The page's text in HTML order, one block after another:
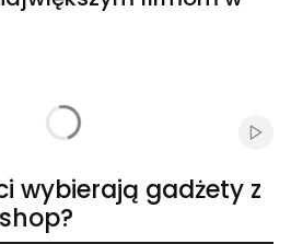
wybierają gadżety z